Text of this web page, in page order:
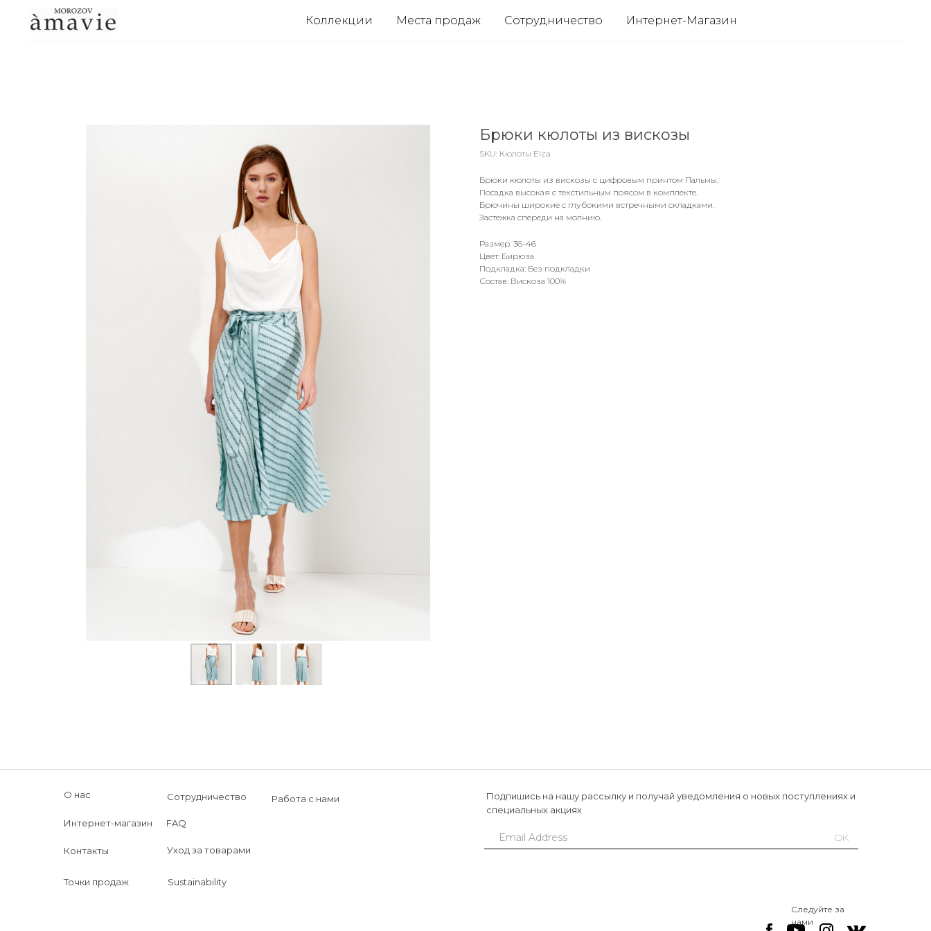
Коллекции Места продаж Сотрудничество Интернет-Магазин
Брюки кюлоты из вискозы
SKU: Кюлоты Elza
Брюки кюлоты из вискозы с цифровым принтом Пальмы.
Посадка высокая с текстильным поясом в комплекте.
Брючины широкие с глубокими встречными складками.
Застежка спереди на молнию.
Размер: 36-46
Цвет: Бирюза
Подкладка: Без подкладки
Состав: Вискоза 100%
Уход за товарами
Контакты
Подпишись на нашу рассылку и получай уведомления о новых поступлениях и
специальных акциях
Следуйте за
нами
О нас
FAQ
Sustainability
Сотрудничество Работа с нами
Точки продаж
Интернет-магазин
OK